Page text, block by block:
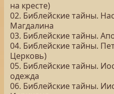
на кресте)
02. Библейские тайны.
Магдалина
03. Библейские тайны.
04. Библейские тайны.
Церковь)
05. Библейские тайны.
одежда
06. Библейские тайны.